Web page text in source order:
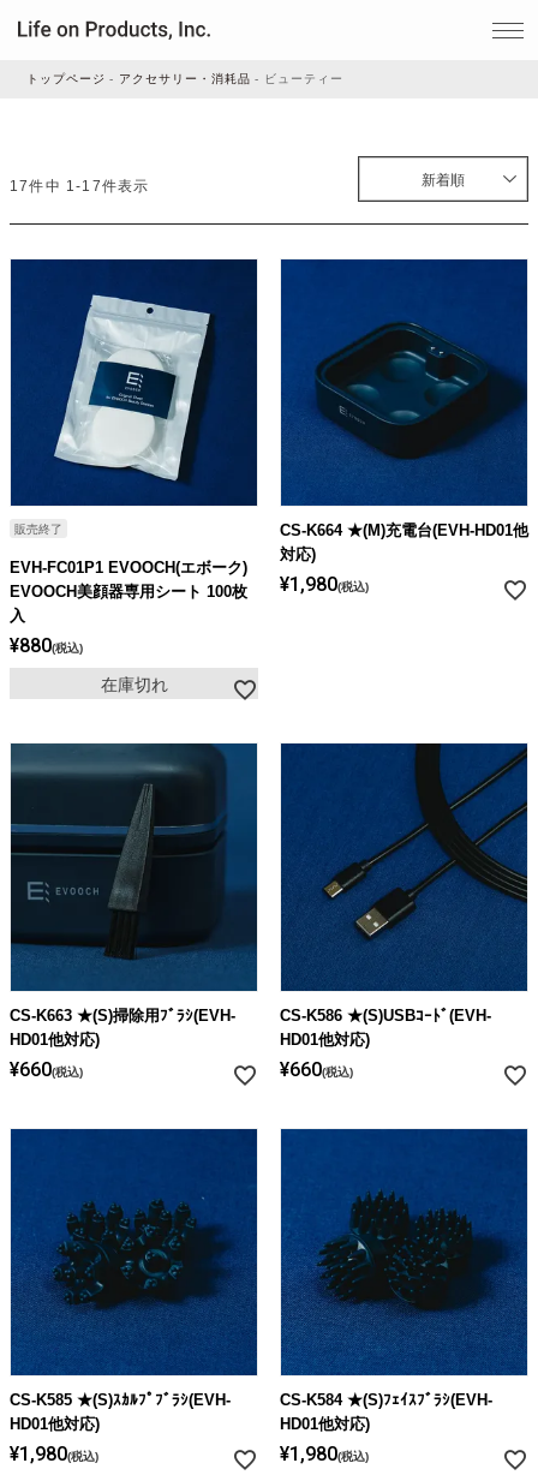
家事・生活雑貨
ルームフレグランス
ビューティー
デジタル雑貨
ライト・シーリングファン
トップページ アクセサリー・消耗品 ビューティー
新着順
17件中 1-17件表示
販売終了
EVH-FC01P1 EVOOCH(エボーク)
EVOOCH美顔器専用シート 100枚
入
¥880 税込
在庫切れ
CS-K664 ★(M)充電台(EVH-HD01他
対応)
¥1,980 税込
CS-K663 ★(S)掃除用ﾌﾞﾗｼ(EVH-
HD01他対応)
¥660 税込
CS-K586 ★(S)USBｺｰﾄﾞ(EVH-
HD01他対応)
¥660 税込
CS-K585 ★(S)ｽｶﾙﾌﾟﾌﾞﾗｼ(EVH-
HD01他対応)
¥1,980 税込
CS-K584 ★(S)ﾌｪｲｽﾌﾞﾗｼ(EVH-
HD01他対応)
¥1,980 税込